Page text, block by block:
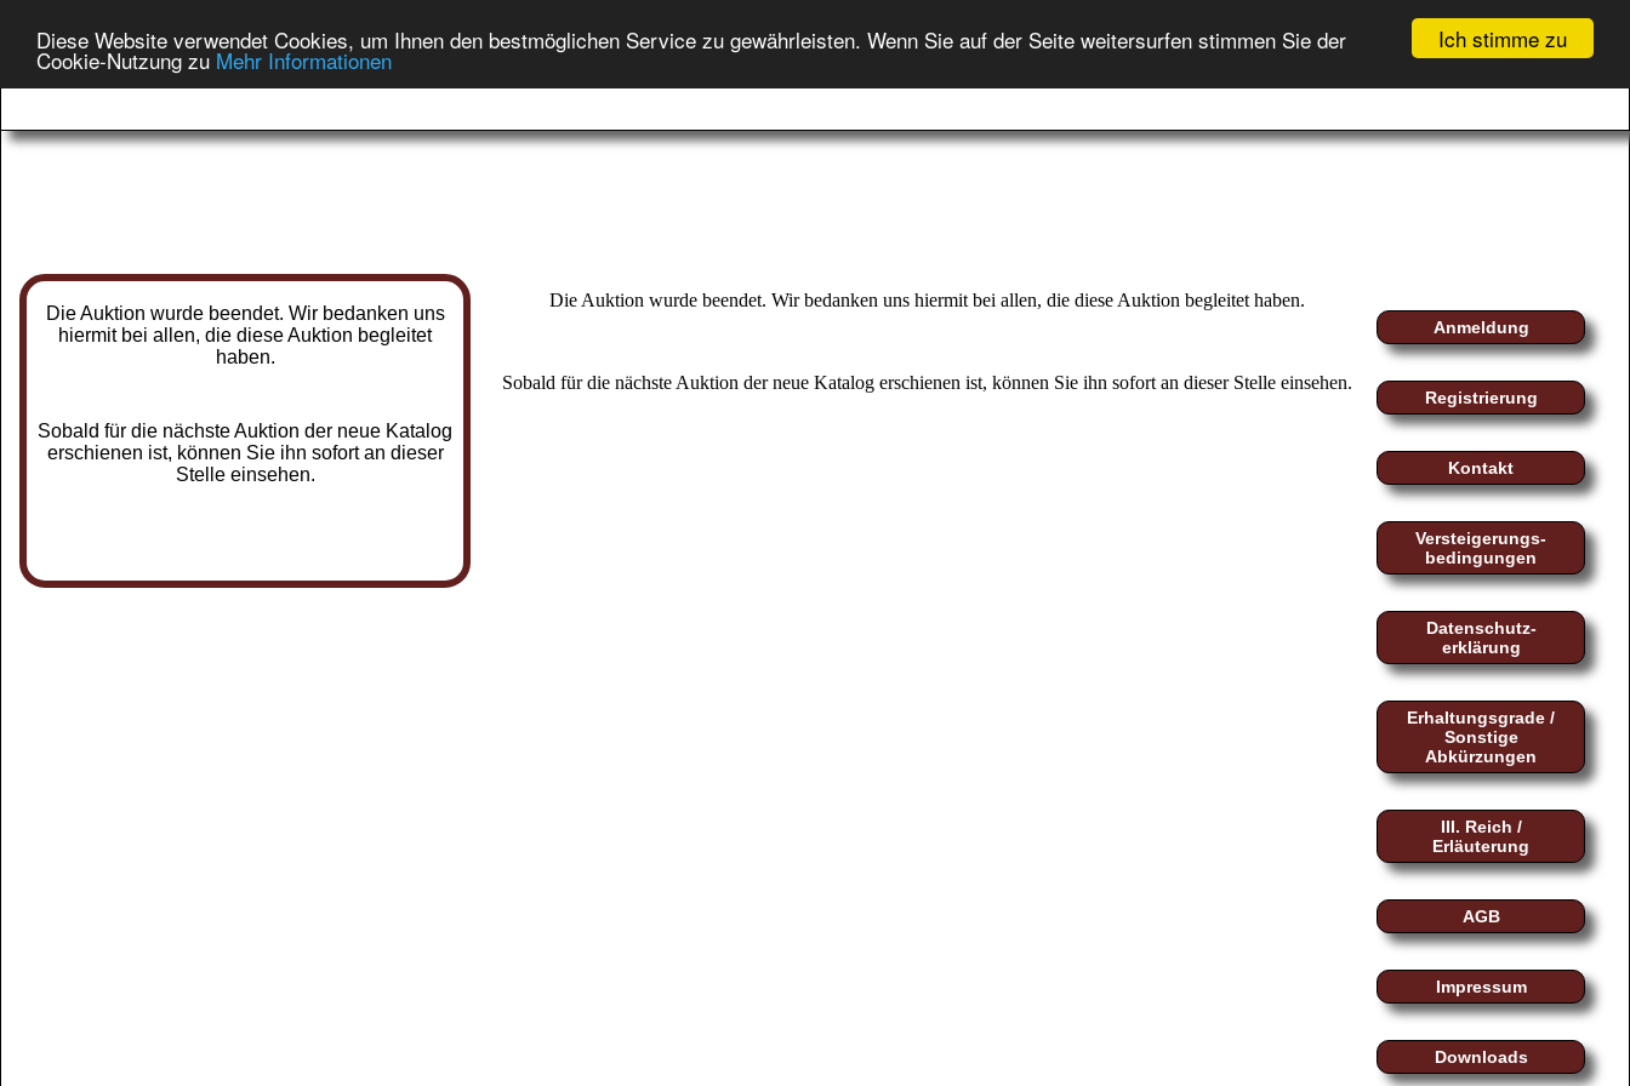
Ich stimme zu
Diese Website verwendet Cookies, um Ihnen den bestmöglichen Service zu gewährleisten. Wenn Sie auf der Seite weitersurfen stimmen Sie der
Cookie-Nutzung zu Mehr Informationen Startseite Auktion Auktionshilfe Onlineshop Info myMoeller
Registrierung
GEBOTSLISTE (
Die Auktion wurde beendet. Wir bedanken uns
hiermit bei allen, die diese Auktion begleitet
haben.
Sobald für die nächste Auktion der neue Katalog
erschienen ist, können Sie ihn sofort an dieser
Stelle einsehen.
Die Auktion wurde beendet. Wir bedanken uns hiermit bei allen, die diese Auktion begleitet haben.
Sobald für die nächste Auktion der neue Katalog erschienen ist, können Sie ihn sofort an dieser Stelle einsehen.
Anmeldung
Registrierung
Kontakt
Versteigerungs-
bedingungen
Datenschutz-
erklärung
Erhaltungsgrade /
Sonstige
Abkürzungen
III. Reich /
Erläuterung
AGB
Impressum
Downloads